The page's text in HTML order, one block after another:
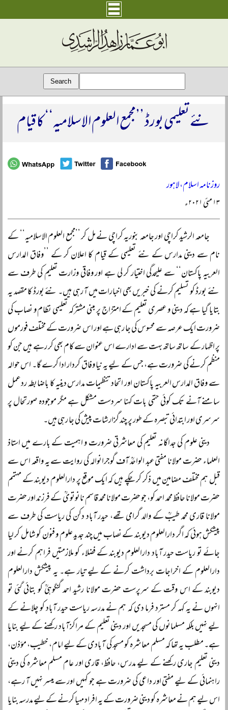
نئے تعلیمی بورڈ ’’مجمع العلوم الاسلامیہ‘‘ کا قیام
روزنامہ اسلام، لاہور
۱۳ مئی ۲۰۲۱ء
جامعہ الرشید کراچی اور جامعہ بنوریہ کراچی نے مل کر ’’مجمع العلوم الاسلامیہ‘‘ کے
نام سے دینی مدارس کے نئے تعلیمی کے قیام کا اعلان کر کے ’’وفاق المدارس
العربیہ پاکستان‘‘ سے علیحدگی اختیار کر لی ہے اور وفاقی وزارت تعلیم کی طرف سے
نئے بورڈ کو تسلیم کرنے کی خبریں بھی اخبارات میں آ رہی ہیں۔ نئے بورڈ کا مقصد یہ
بتایا گیا ہے کہ دینی و عصری تعلیم کے امتزاج پر مبنی مشترکہ تعلیمی نظام و نصاب کی
ضرورت ایک عرصہ سے محسوس کی جا رہی ہے اور اس ضرورت کے مختلف فورموں
پر اظہار کے ساتھ ساتھ بہت سے ادارے اس عنوان سے کام بھی کر رہے ہیں جن کو
منظم کرنے کی ضرورت ہے، جس کے لیے یہ نیا وفاق کردار ادا کرے گا۔ اس حوالہ
سے وفاق المدارس العربیہ پاکستان اور اتحاد تنظیمات مدارس دینیہ کا باضابطہ ردعمل
سامنے آنے تک کوئی حتمی بات کہنا سردست مشکل ہے مگر موجودہ صورتحال پر
سرسری اور ابتدائی تبصرہ کے طور پر چند گزارشات پیش کی جا رہی ہیں۔
دینی علوم کی جداگانہ تعلیم کی معاشرتی ضرورت و اہمیت کے بارے میں استاذ
العلماء حضرت مولانا مفتی عبد الواحدؒ آف گوجرانوالہ کی روایت سے یہ واقعہ اس سے
قبل ہم مختلف مضامین میں ذکر کر چکے ہیں کہ ایک موقع پر دارالعلوم دیوبند کے مہتمم
حضرت مولانا حافظ محمد احمد کو، جو حضرت مولانا محمد قاسم نانوتویؒ کے فرزند اور حضرت
مولانا قاری محمد طیبؒ کے والد گرامی تھے، حیدر آباد دکن کی ریاست کی طرف سے
پیشکش ہوئی کہ اگر دارالعلوم دیوبند کے نصاب میں چند جدید علوم و فنون کو شامل کر لیا
جائے تو ریاست حیدر آباد دارالعلوم دیوبند کے فضلاء کو ملازمتیں فراہم کرنے اور
دارالعلوم کے اخراجات برداشت کرنے کے لیے تیار ہے۔ یہ پیشکش دارالعلوم
دیوبند کے اس وقت کے سرپرست حضرت مولانا رشید احمد گنگوہیؒ کو بتائی گئی تو
انہوں نے یہ کہہ کر مسترد فرما دی کہ ہم نے مدرسہ ریاست حیدر آباد کو چلانے کے
لیے نہیں بلکہ مسلمانوں کی مسجدیں اور دینی تعلیم کے مراکز آباد رکھنے کے لیے بنایا
ہے۔ مطلب یہ تھا کہ مسلم معاشرہ کو مسجد کی آبادی کے لیے امام، خطیب، مؤذن،
دینی تعلیم جاری رکھنے کے لیے مدرس، حافظ، قاری اور عام مسلم معاشرہ کی دینی
راہنمائی کے لیے مفتی اور داعی کی ضرورت ہے جو کہیں اور سے میسر نہیں آ رہے،
اس لیے ہم نے معاشرہ کو دینی ضرورت کے یہ افراد مہیا کرنے کے لیے مدرسہ بنایا